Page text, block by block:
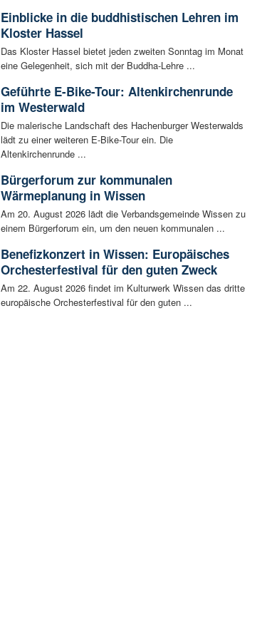
Einblicke in die buddhistischen Lehren im
Kloster Hassel
Das Kloster Hassel bietet jeden zweiten Sonntag im Monat
eine Gelegenheit, sich mit der Buddha-Lehre ...
Geführte E-Bike-Tour: Altenkirchenrunde
im Westerwald
Die malerische Landschaft des Hachenburger Westerwalds
lädt zu einer weiteren E-Bike-Tour ein. Die
Altenkirchenrunde ...
Bürgerforum zur kommunalen
Wärmeplanung in Wissen
Am 20. August 2026 lädt die Verbandsgemeinde Wissen zu
einem Bürgerforum ein, um den neuen kommunalen ...
Benefizkonzert in Wissen: Europäisches
Orchesterfestival für den guten Zweck
Am 22. August 2026 findet im Kulturwerk Wissen das dritte
europäische Orchesterfestival für den guten ...